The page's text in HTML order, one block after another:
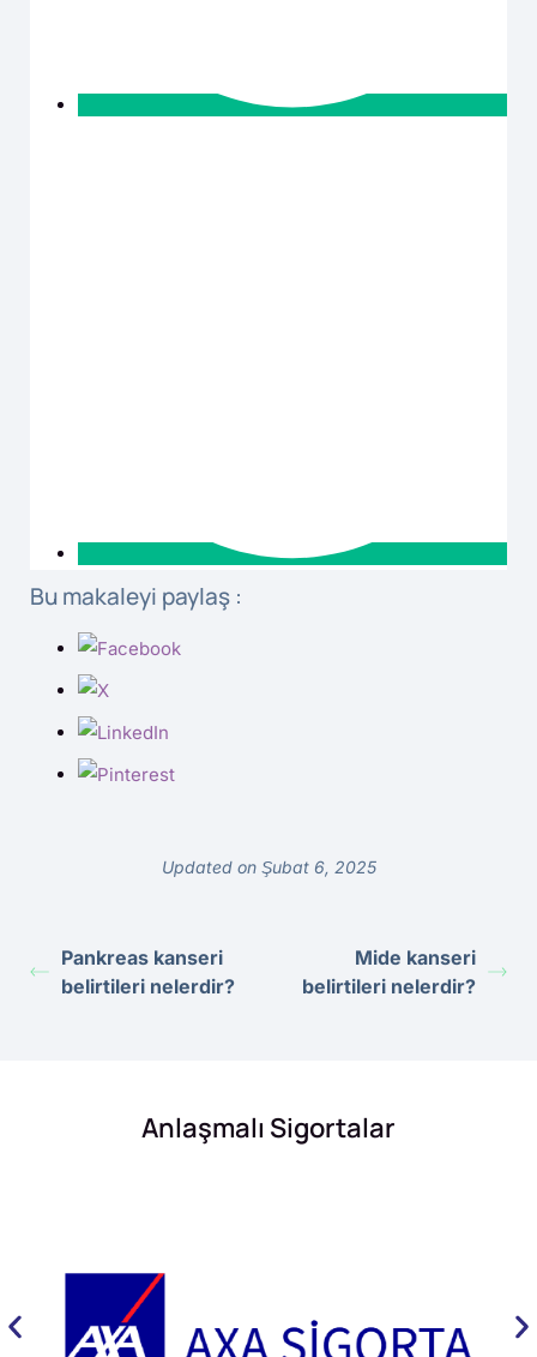
Bu makaleyi paylaş :
Updated on Şubat 6, 2025
Pankreas kanseri
belirtileri nelerdir?
Mide kanseri
belirtileri nelerdir?
Anlaşmalı Sigortalar